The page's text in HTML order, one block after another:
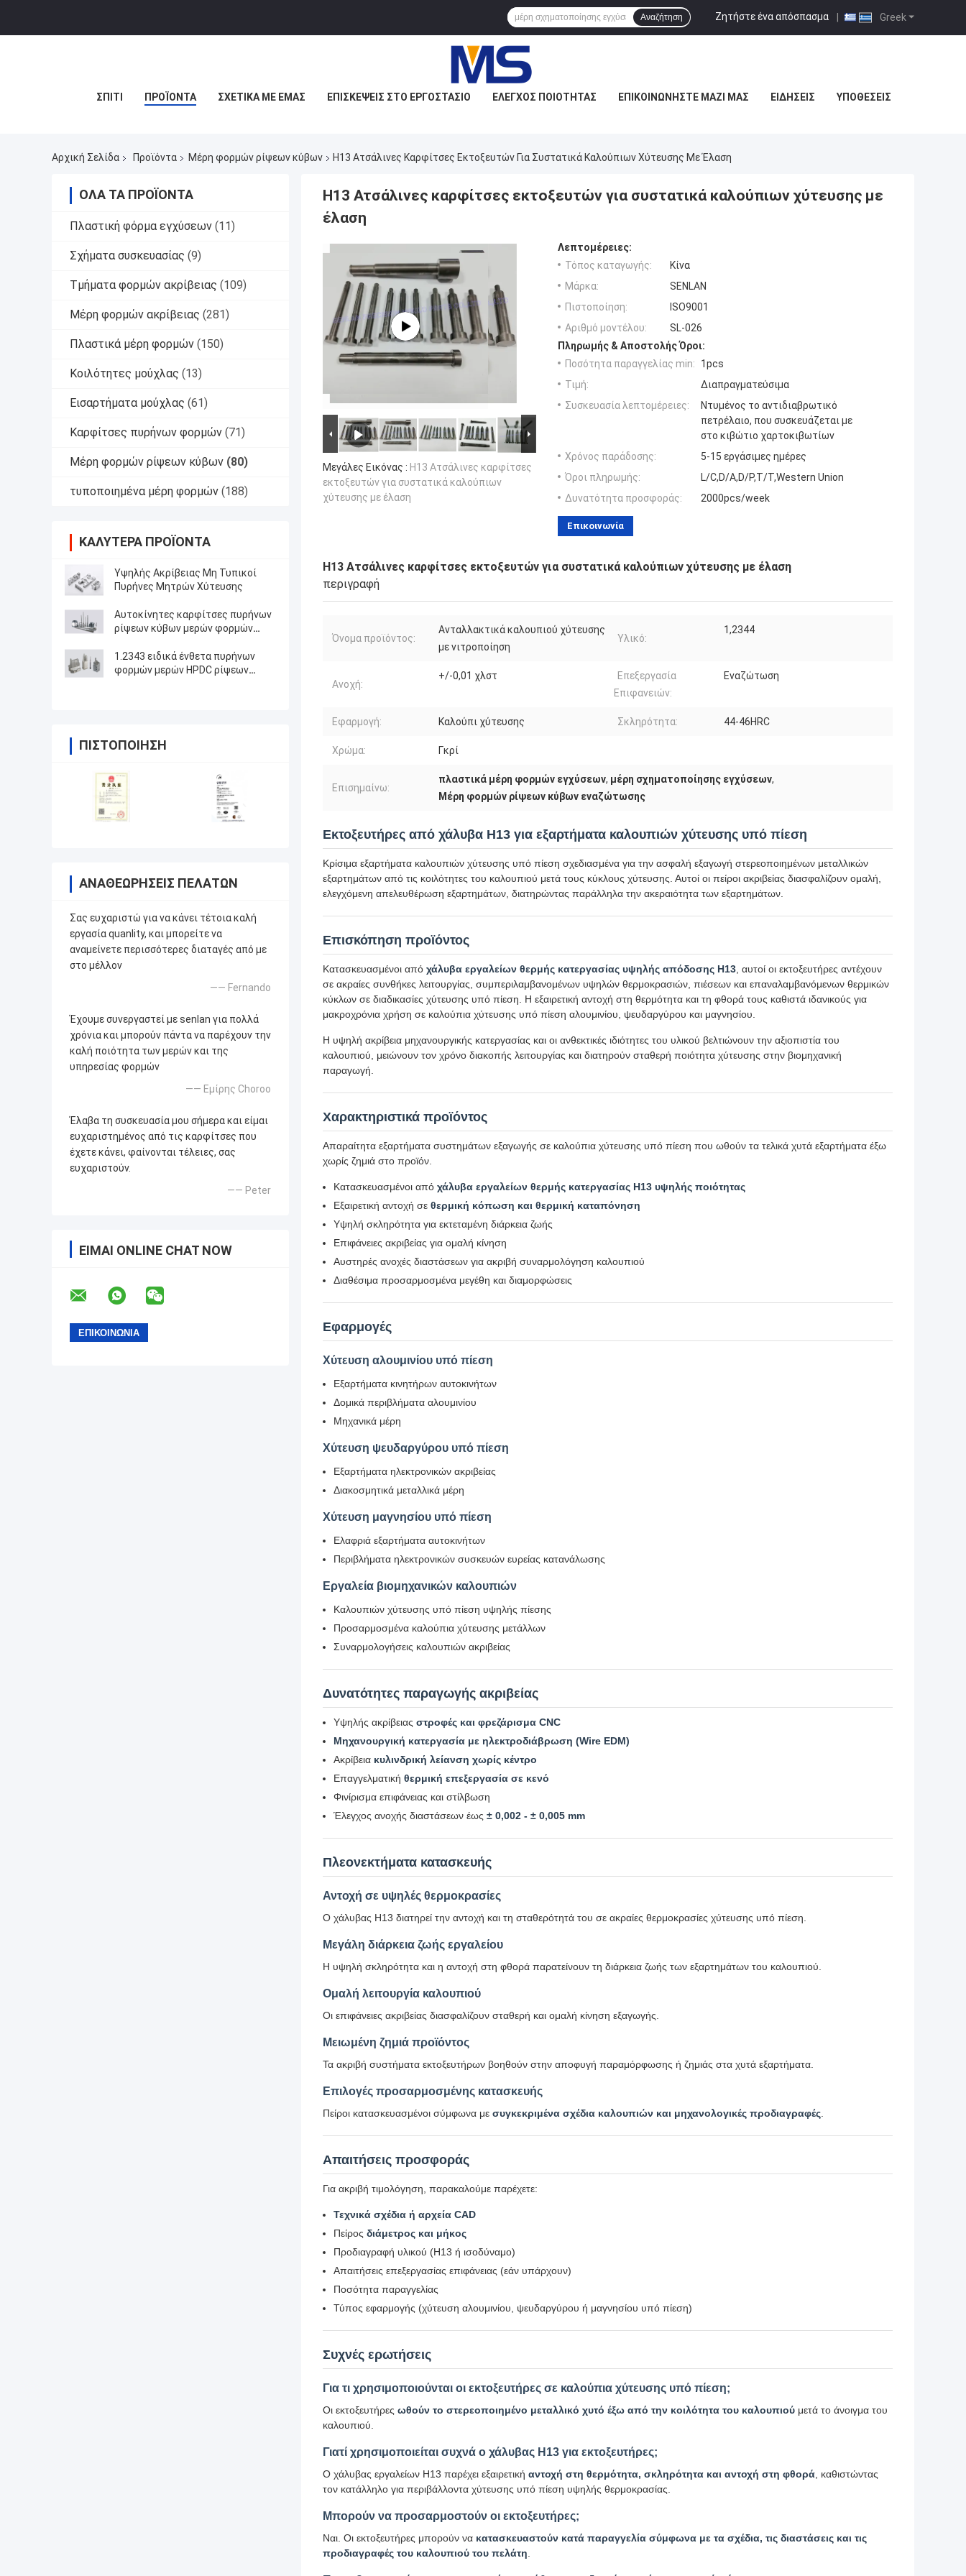
Greek
Ζητήστε ένα απόσπασμα |
Αναζήτηση
ΣΠΊΤΙ ΠΡΟΪΌΝΤΑ ΣΧΕΤΙΚΆ ΜΕ ΕΜΆΣ ΕΠΙΣΚΈΨΕΙΣ ΣΤΟ ΕΡΓΟΣΤΆΣΙΟ ΈΛΕΓΧΟΣ ΠΟΙΌΤΗΤΑΣ ΕΠΙΚΟΙΝΩΝΉΣΤΕ ΜΑΖΊ ΜΑΣ ΕΙΔΉΣΕΙΣ ΥΠΟΘΈΣΕΙΣ
Αρχική Σελίδα Προϊόντα Μέρη φορμών ρίψεων κύβων H13 Ατσάλινες Καρφίτσες Εκτοξευτών Για Συστατικά Καλούπιων Χύτευσης Με Έλαση
ΌΛΑ ΤΑ ΠΡΟΪΌΝΤΑ
Πλαστική φόρμα εγχύσεων (11)
Σχήματα συσκευασίας (9)
Τμήματα φορμών ακρίβειας (109)
Μέρη φορμών ακρίβειας (281)
Πλαστικά μέρη φορμών (150)
Κοιλότητες μούχλας (13)
Εισαρτήματα μούχλας (61)
Καρφίτσες πυρήνων φορμών (71)
Μέρη φορμών ρίψεων κύβων (80)
τυποποιημένα μέρη φορμών (188)
ΚΑΛΎΤΕΡΑ ΠΡΟΪΌΝΤΑ
Υψηλής Ακρίβειας Μη Τυπικοί
Πυρήνες Μητρών Χύτευσης
Αυτοκίνητες καρφίτσες πυρήνων
ρίψεων κύβων μερών φορμών
1.2343 ειδικά ένθετα πυρήνων
φορμών μερών HPDC ρίψεων
ΠΙΣΤΟΠΟΊΗΣΗ
ΑΝΑΘΕΩΡΉΣΕΙΣ ΠΕΛΑΤΏΝ
Σας ευχαριστώ για να κάνει τέτοια καλή
εργασία quanlity, και μπορείτε να
αναμείνετε περισσότερες διαταγές από με
στο μέλλον
—— Fernando
Έχουμε συνεργαστεί με senlan για πολλά
χρόνια και μπορούν πάντα να παρέχουν την
καλή ποιότητα των μερών και της
υπηρεσίας φορμών
—— Εμίρης Choroo
Έλαβα τη συσκευασία μου σήμερα και είμαι
ευχαριστημένος από τις καρφίτσες που
έχετε κάνει, φαίνονται τέλειες, σας
ευχαριστούν.
—— Peter
ΕΊΜΑΙ ONLINE CHAT NOW
H13 Ατσάλινες καρφίτσες εκτοξευτών για συστατικά καλούπιων χύτευσης με
έλαση
Μεγάλες Εικόνας : H13 Ατσάλινες καρφίτσες
εκτοξευτών για συστατικά καλούπιων
χύτευσης με έλαση
Λεπτομέρειες:
Τόπος καταγωγής:
Κίνα
Μάρκα:
SENLAN
Πιστοποίηση:
ISO9001
Αριθμό μοντέλου:
SL-026
Πληρωμής & Αποστολής Όροι:
Ποσότητα παραγγελίας min:
1pcs
Τιμή:
Διαπραγματεύσιμα
Συσκευασία λεπτομέρειες:
Ντυμένος το αντιδιαβρωτικό
πετρέλαιο, που συσκευάζεται με
στο κιβώτιο χαρτοκιβωτίων
Χρόνος παράδοσης:
5-15 εργάσιμες ημέρες
Όροι πληρωμής:
L/C,D/A,D/P,T/T,Western Union
Δυνατότητα προσφοράς:
2000pcs/week
Επικοινωνία
H13 Ατσάλινες καρφίτσες εκτοξευτών για συστατικά καλούπιων χύτευσης με έλαση
περιγραφή
Όνομα προϊόντος:
Ανταλλακτικά καλουπιού χύτευσης
με νιτροποίηση
Υλικό:
1,2344
Ανοχή:
+/-0,01 χλστ
Επεξεργασία
Επιφανειών:
Εναζώτωση
Εφαρμογή: Καλούπι χύτευσης Σκληρότητα: 44-46HRC
Χρώμα: Γκρί
Επισημαίνω:
πλαστικά μέρη φορμών εγχύσεων, μέρη σχηματοποίησης εγχύσεων,
Μέρη φορμών ρίψεων κύβων εναζώτωσης
Εκτοξευτήρες από χάλυβα H13 για εξαρτήματα καλουπιών χύτευσης υπό πίεση
Κρίσιμα εξαρτήματα καλουπιών χύτευσης υπό πίεση σχεδιασμένα για την ασφαλή εξαγωγή στερεοποιημένων μεταλλικών
εξαρτημάτων από τις κοιλότητες του καλουπιού μετά τους κύκλους χύτευσης. Αυτοί οι πείροι ακριβείας διασφαλίζουν ομαλή,
ελεγχόμενη απελευθέρωση εξαρτημάτων, διατηρώντας παράλληλα την ακεραιότητα των εξαρτημάτων.
Επισκόπηση προϊόντος
Κατασκευασμένοι από χάλυβα εργαλείων θερμής κατεργασίας υψηλής απόδοσης H13, αυτοί οι εκτοξευτήρες αντέχουν
σε ακραίες συνθήκες λειτουργίας, συμπεριλαμβανομένων υψηλών θερμοκρασιών, πιέσεων και επαναλαμβανόμενων θερμικών
κύκλων σε διαδικασίες χύτευσης υπό πίεση. Η εξαιρετική αντοχή στη θερμότητα και τη φθορά τους καθιστά ιδανικούς για
μακροχρόνια χρήση σε καλούπια χύτευσης υπό πίεση αλουμινίου, ψευδαργύρου και μαγνησίου.
Η υψηλή ακρίβεια μηχανουργικής κατεργασίας και οι ανθεκτικές ιδιότητες του υλικού βελτιώνουν την αξιοπιστία του
καλουπιού, μειώνουν τον χρόνο διακοπής λειτουργίας και διατηρούν σταθερή ποιότητα χύτευσης στην βιομηχανική
παραγωγή.
Χαρακτηριστικά προϊόντος
Απαραίτητα εξαρτήματα συστημάτων εξαγωγής σε καλούπια χύτευσης υπό πίεση που ωθούν τα τελικά χυτά εξαρτήματα έξω
χωρίς ζημιά στο προϊόν.
Κατασκευασμένοι από χάλυβα εργαλείων θερμής κατεργασίας H13 υψηλής ποιότητας
Εξαιρετική αντοχή σε θερμική κόπωση και θερμική καταπόνηση
Υψηλή σκληρότητα για εκτεταμένη διάρκεια ζωής
Επιφάνειες ακριβείας για ομαλή κίνηση
Αυστηρές ανοχές διαστάσεων για ακριβή συναρμολόγηση καλουπιού
Διαθέσιμα προσαρμοσμένα μεγέθη και διαμορφώσεις
Εφαρμογές
Χύτευση αλουμινίου υπό πίεση
Εξαρτήματα κινητήρων αυτοκινήτων
Δομικά περιβλήματα αλουμινίου
Μηχανικά μέρη
Χύτευση ψευδαργύρου υπό πίεση
Εξαρτήματα ηλεκτρονικών ακριβείας
Διακοσμητικά μεταλλικά μέρη
Χύτευση μαγνησίου υπό πίεση
Ελαφριά εξαρτήματα αυτοκινήτων
Περιβλήματα ηλεκτρονικών συσκευών ευρείας κατανάλωσης
Εργαλεία βιομηχανικών καλουπιών
Καλουπιών χύτευσης υπό πίεση υψηλής πίεσης
Προσαρμοσμένα καλούπια χύτευσης μετάλλων
Συναρμολογήσεις καλουπιών ακριβείας
Δυνατότητες παραγωγής ακριβείας
Υψηλής ακρίβειας στροφές και φρεζάρισμα CNC
Μηχανουργική κατεργασία με ηλεκτροδιάβρωση (Wire EDM)
Ακρίβεια κυλινδρική λείανση χωρίς κέντρο
Επαγγελματική θερμική επεξεργασία σε κενό
Φινίρισμα επιφάνειας και στίλβωση
Έλεγχος ανοχής διαστάσεων έως ± 0,002 - ± 0,005 mm
Πλεονεκτήματα κατασκευής
Αντοχή σε υψηλές θερμοκρασίες
Ο χάλυβας H13 διατηρεί την αντοχή και τη σταθερότητά του σε ακραίες θερμοκρασίες χύτευσης υπό πίεση.
Μεγάλη διάρκεια ζωής εργαλείου
Η υψηλή σκληρότητα και η αντοχή στη φθορά παρατείνουν τη διάρκεια ζωής των εξαρτημάτων του καλουπιού.
Ομαλή λειτουργία καλουπιού
Οι επιφάνειες ακριβείας διασφαλίζουν σταθερή και ομαλή κίνηση εξαγωγής.
Μειωμένη ζημιά προϊόντος
Τα ακριβή συστήματα εκτοξευτήρων βοηθούν στην αποφυγή παραμόρφωσης ή ζημιάς στα χυτά εξαρτήματα.
Επιλογές προσαρμοσμένης κατασκευής
Πείροι κατασκευασμένοι σύμφωνα με συγκεκριμένα σχέδια καλουπιών και μηχανολογικές προδιαγραφές.
Απαιτήσεις προσφοράς
Για ακριβή τιμολόγηση, παρακαλούμε παρέχετε:
Τεχνικά σχέδια ή αρχεία CAD
Πείρος διάμετρος και μήκος
Προδιαγραφή υλικού (H13 ή ισοδύναμο)
Απαιτήσεις επεξεργασίας επιφάνειας (εάν υπάρχουν)
Ποσότητα παραγγελίας
Τύπος εφαρμογής (χύτευση αλουμινίου, ψευδαργύρου ή μαγνησίου υπό πίεση)
Συχνές ερωτήσεις
Για τι χρησιμοποιούνται οι εκτοξευτήρες σε καλούπια χύτευσης υπό πίεση;
Οι εκτοξευτήρες ωθούν το στερεοποιημένο μεταλλικό χυτό έξω από την κοιλότητα του καλουπιού μετά το άνοιγμα του
καλουπιού.
Γιατί χρησιμοποιείται συχνά ο χάλυβας H13 για εκτοξευτήρες;
Ο χάλυβας εργαλείων H13 παρέχει εξαιρετική αντοχή στη θερμότητα, σκληρότητα και αντοχή στη φθορά, καθιστώντας
τον κατάλληλο για περιβάλλοντα χύτευσης υπό πίεση υψηλής θερμοκρασίας.
Μπορούν να προσαρμοστούν οι εκτοξευτήρες;
Ναι. Οι εκτοξευτήρες μπορούν να κατασκευαστούν κατά παραγγελία σύμφωνα με τα σχέδια, τις διαστάσεις και τις
προδιαγραφές του καλουπιού του πελάτη.